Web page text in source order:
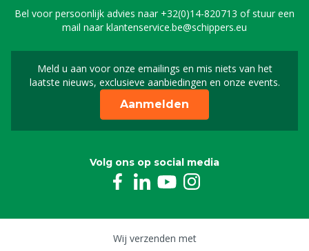
Bel voor persoonlijk advies naar +32(0)14-820713 of stuur een
mail naarklantenservice.be@schippers.eu
Meld u aan voor onze emailings en mis niets van het
laatste nieuws, exclusieve aanbiedingen en onze events.
Meld u aan voor onze
Aanmelden
Volg ons op social media
Wij verzenden met